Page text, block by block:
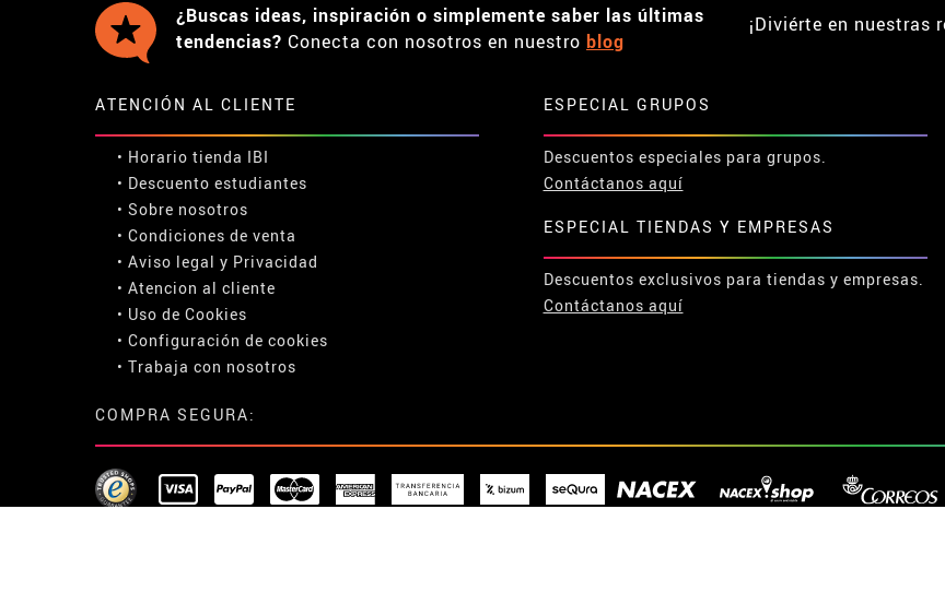
¿Buscas ideas, inspiración o simplemente saber las últimas
tendencias? Conecta con nosotros en nuestro blog
¡Diviérte en nuestras
ATENCIÓN AL CLIENTE
• Horario tienda IBI
• Descuento estudiantes
• Sobre nosotros
• Condiciones de venta
• Aviso legal y Privacidad
• Atencion al cliente
• Uso de Cookies
• Configuración de cookies
• Trabaja con nosotros
ESPECIAL GRUPOS
Descuentos especiales para grupos.
Contáctanos aquí
ESPECIAL TIENDAS Y EMPRESAS
Descuentos exclusivos para tiendas y empresas.
Contáctanos aquí
COMPRA SEGURA: